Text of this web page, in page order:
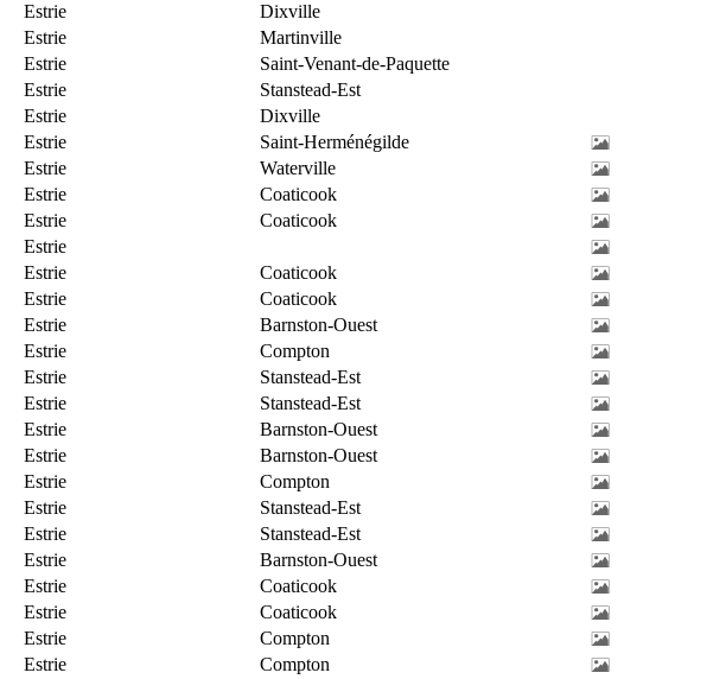
Estrie
Dixville
Estrie
Martinville
Estrie
Saint-Venant-de-Paquette
Estrie
Stanstead-Est
Estrie
Dixville
Estrie
Saint-Herménégilde
Estrie
Waterville
Estrie
Coaticook
Estrie
Coaticook
Estrie
Estrie
Coaticook
Estrie
Coaticook
Estrie
Barnston-Ouest
Estrie
Compton
Estrie
Stanstead-Est
Estrie
Stanstead-Est
Estrie
Barnston-Ouest
Estrie
Barnston-Ouest
Estrie
Compton
Estrie
Stanstead-Est
Estrie
Stanstead-Est
Estrie
Barnston-Ouest
Estrie
Coaticook
Estrie
Coaticook
Estrie
Compton
Estrie
Compton